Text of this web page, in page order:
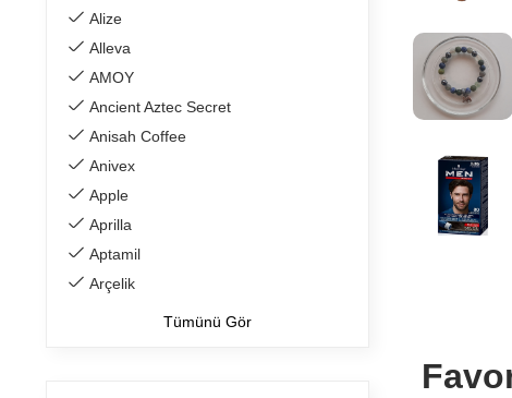
Alize
Alleva
AMOY
Ancient Aztec Secret
Anisah Coffee
Anivex
Apple
Aprilla
Aptamil
Arçelik
Tümünü Gör